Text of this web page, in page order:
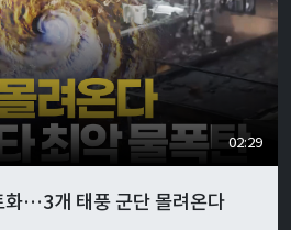
02:29
화…3개 태풍 군단 몰려온다